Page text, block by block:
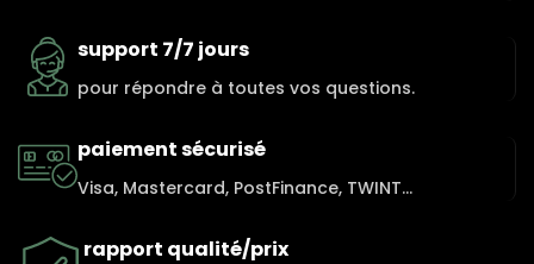
support 7/7 jours
pour répondre à toutes vos questions.
paiement sécurisé
Visa, Mastercard, PostFinance, TWINT...
rapport qualité/prix